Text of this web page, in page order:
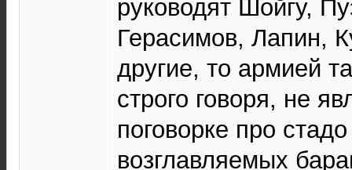
руководят Шойгу,
Герасимов, Лапин,
другие, то армией
строго говоря, не
поговорке про
возглавляемых